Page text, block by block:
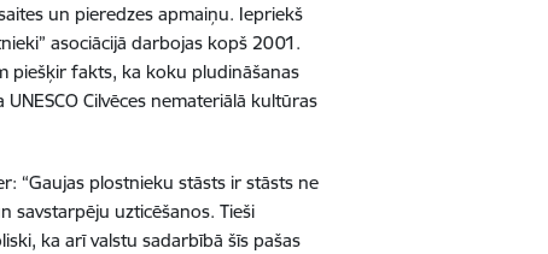
un pieredzes apmaiņu. Iepriekš
asociācijā darbojas kopš 2001.
piešķir fakts, ka koku pludināšanas
Cilvēces nemateriālā kultūras
“Gaujas plostnieku stāsts ir stāsts ne
savstarpēju uzticēšanos. Tieši
ka arī valstu sadarbībā šīs pašas